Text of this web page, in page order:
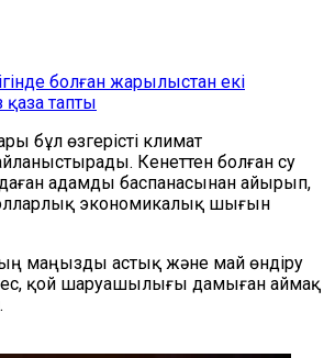
болған жарылыстан екі
қаза тапты
бұл өзгерісті климат
Кенеттен болған су
адамды баспанасынан айырып,
экономикалық шығын
маңызды астық және май өндіру
қой шаруашылығы дамыған аймақ